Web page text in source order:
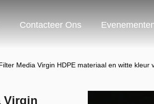
Contacteer Ons
Media Virgin HDPE materiaal en witte kleur
Virgin